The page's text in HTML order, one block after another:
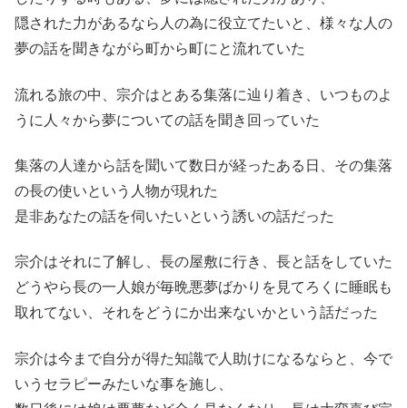
隠された力があるなら人の為に役立てたいと、様々な人の
夢の話を聞きながら町から町にと流れていた
流れる旅の中、宗介はとある集落に辿り着き、いつものよ
うに人々から夢についての話を聞き回っていた
集落の人達から話を聞いて数日が経ったある日、その集落
の長の使いという人物が現れた
是非あなたの話を伺いたいという誘いの話だった
宗介はそれに了解し、長の屋敷に行き、長と話をしていた
どうやら長の一人娘が毎晩悪夢ばかりを見てろくに睡眠も
取れてない、それをどうにか出来ないかという話だった
宗介は今まで自分が得た知識で人助けになるならと、今で
いうセラピーみたいな事を施し、